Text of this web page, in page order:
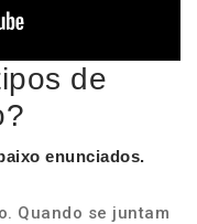
de
enunciados.
Quando se juntam